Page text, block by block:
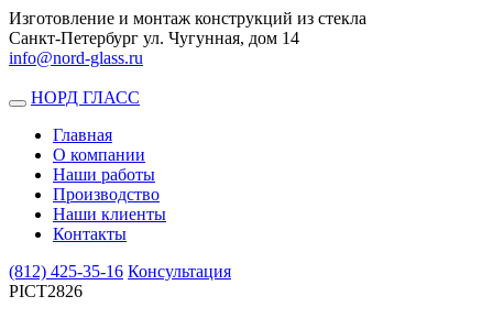
Изготовление и монтаж конструкций из стекла
Санкт-Петербург ул. Чугунная, дом 14
info@nord-glass.ru
Toggle
navigation
НОРД ГЛАСС
Главная
О компании
Наши работы
Производство
Наши клиенты
Контакты
(812) 425-35-16 Консультация
PICT2826